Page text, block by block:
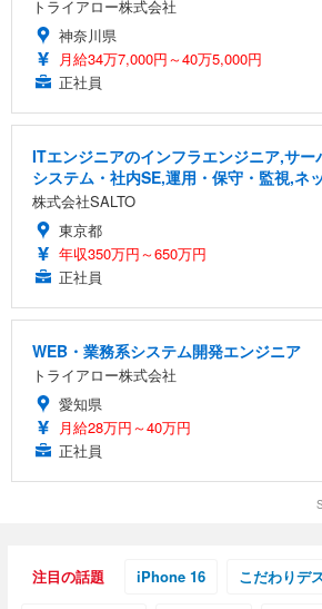
トライアロー株式会社
神奈川県
月給34万7,000円～40万5,000円
正社員
ITエンジニアのインフラエンジニア,サー
システム・社内SE,運用・保守・監視,ネ
株式会社SALTO
東京都
年収350万円～650万円
正社員
WEB・業務系システム開発エンジニア
トライアロー株式会社
愛知県
月給28万円～40万円
正社員
注目の話題 iPhone 16 こだわりデ